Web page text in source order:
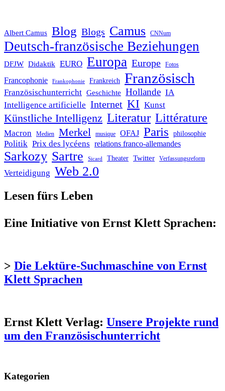
Albert Camus Blog Blogs Camus CNNum
Deutsch-französische Beziehungen
DFJW Didaktik EURO Europa Europe Fotos
Francophonie Frankophonie Frankreich Französisch
Französischunterricht Geschichte Hollande IA
Intelligence artificielle Internet KI Kunst
Künstliche Intelligenz Literatur Littérature
Macron Medien Merkel musique OFAJ Paris philosophie
Politik Prix des lycéens relations franco-allemandes
Sarkozy Sartre Sicard Theater Twitter Verfassungsreform
Verteidigung Web 2.0
Lesen fürs Leben
Eine Initiative von Ernst Klett Sprachen:
> Die Lektüre-Suchmaschine von Ernst
Klett Sprachen
Ernst Klett Verlag: Unsere Projekte rund
um den Französischunterricht
Kategorien